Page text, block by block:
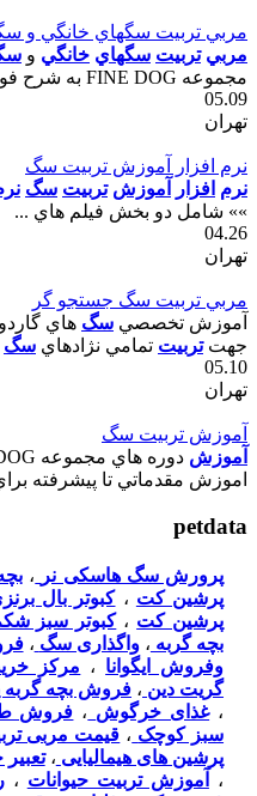
مربي تربيت سگهاي خانگي و
مربي تربيت سگهاي خانگي و
مجموعه FINE DOG به شرح فوق ...
05.09
تهران
نرم افزار آموزش تربيت سگ
نرم افزار آموزش تربيت سگ
»» شامل دو بخش فيلم هاي ...
04.26
تهران
مربي تربيت سگ جستجو گر
آموزش تخصصي سگ هاي
جهتتربيت تمامي نژادهاي سگ
05.10
تهران
آموزش تربيت سگ
آموزش
اموزش مقدماتي تا پيشرفته
petdata
پرورش سگ هاسکی نر ،
پرشین کت ،کبوتر بال
پرشین کت ،کبوتر سبز
بچه گربه ،واگذاری سگ ،
وفروش ایگوانا ، مرکز
گریت دین ، فروش بچه
،غذای خرگوش ، فروش
سبز کوچک ، قیمت مربی
پرشین های هیمالیایی ،
،
آموزش تربیت حیوانات ،